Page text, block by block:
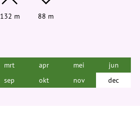
132 m 88 m
mrt apr mei
jun
sep okt nov dec